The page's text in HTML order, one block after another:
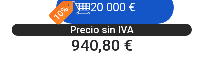
20 000 €
Precio sin IVA
940,80 €